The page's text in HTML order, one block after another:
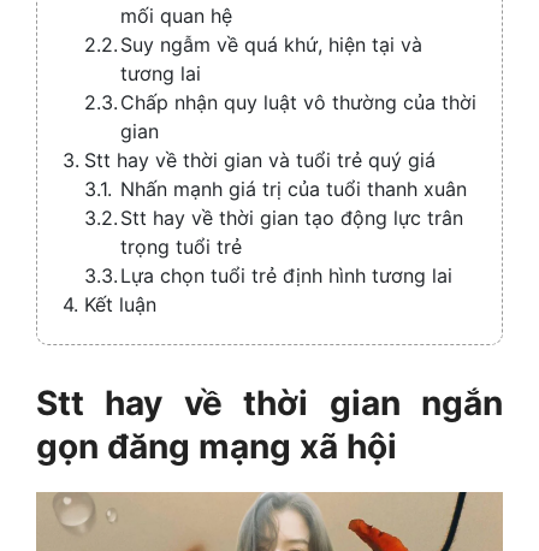
mối quan hệ
Suy ngẫm về quá khứ, hiện tại và
tương lai
Chấp nhận quy luật vô thường của thời
gian
Stt hay về thời gian và tuổi trẻ quý giá
Nhấn mạnh giá trị của tuổi thanh xuân
Stt hay về thời gian tạo động lực trân
trọng tuổi trẻ
Lựa chọn tuổi trẻ định hình tương lai
Kết luận
Stt hay về thời gian ngắn
gọn đăng mạng xã hội